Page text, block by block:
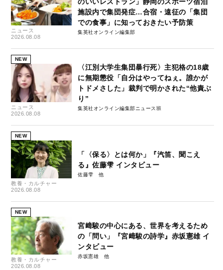
ニュース
2026.08.08
施設内で集団発症…合宿・遠征の「集団
での食事」に知っておきたい予防策
集英社オンライン編集部
NEW
ニュース
2026.08.08
〈江別大学生集団暴行死〉主犯格の18歳
に無期懲役「自分はやってねぇ。誰かが
トドメさした」裁判で明かされた“他責ぶ
り”
集英社オンライン編集部ニュース班
NEW
教養・カルチャー
2026.08.08
「〈保る〉とは何か」『汽笛、聞こえ
る』佐藤雫 インタビュー
佐藤雫
NEW
教養・カルチャー
2026.08.08
宮﨑駿の中心にある、世界を考えるため
の「問い」『宮﨑駿の詩学』赤坂憲雄 イ
ンタビュー
赤坂憲雄